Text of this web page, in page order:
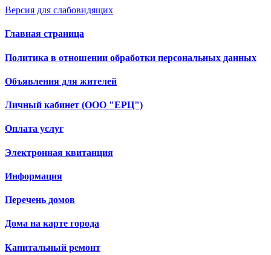
Версия для слабовидящих
Главная страница
Политика в отношении обработки персональных данных
Объявления для жителей
Личный кабинет (ООО "ЕРЦ")
Оплата услуг
Электронная квитанция
Информация
Перечень домов
Дома на карте города
Капитальный ремонт